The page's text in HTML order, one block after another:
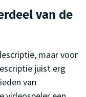
van de
maar voor
juist erg
van